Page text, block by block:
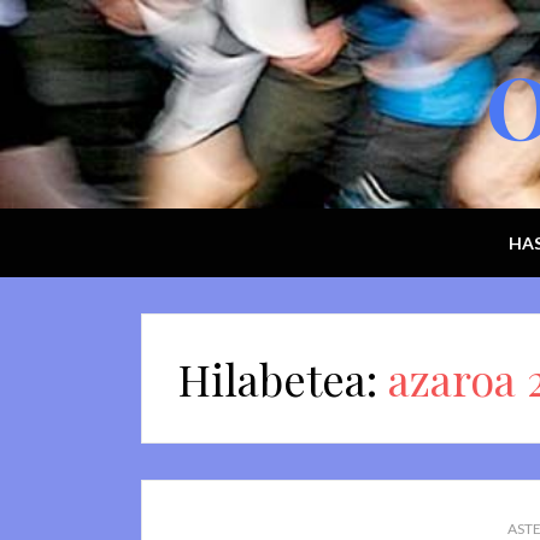
Hilabetea: azaroa